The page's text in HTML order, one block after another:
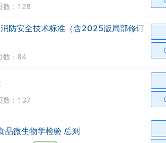
数：128
防安全技术标准（含2025版局部修订
数：84
数：137
微生物学检验 总则